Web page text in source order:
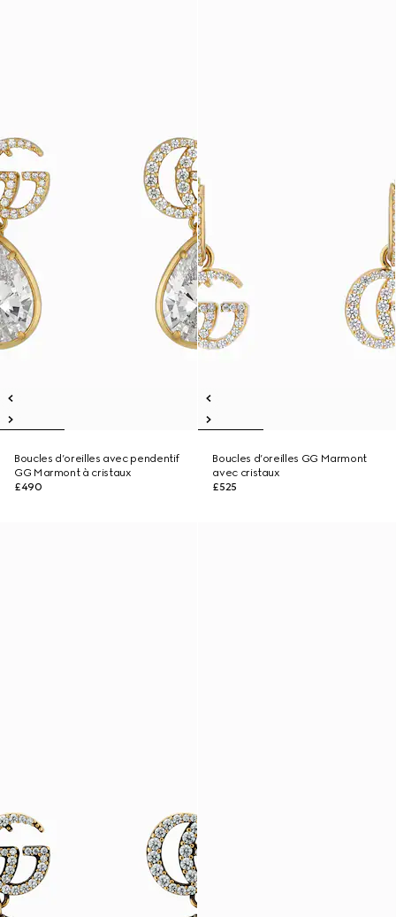
Boucles d’oreilles avec pendentif
GG Marmont à cristaux
£490
Boucles d’oreilles GG Marmont
avec cristaux
£525